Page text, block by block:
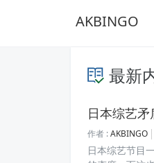
AKBINGO
最新
日本综艺
作者 :AKBINGO
日本综艺节目